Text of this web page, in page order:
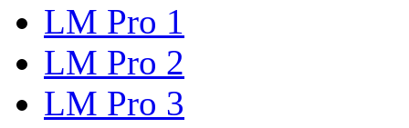
LM Pro 1
LM Pro 2
LM Pro 3